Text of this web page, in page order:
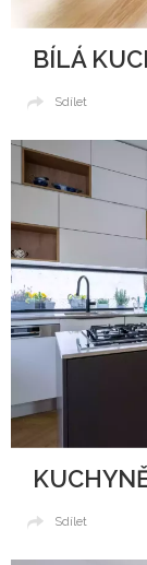
Sdílet
Sdílet